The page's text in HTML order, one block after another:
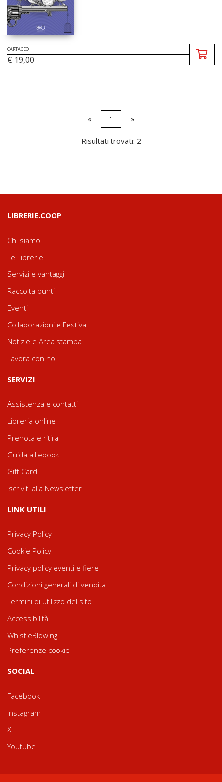
CARTACEO
€ 19,00
« 1 »
Risultati trovati: 2
LIBRERIE.COOP
Chi siamo
Le Librerie
Servizi e vantaggi
Raccolta punti
Eventi
Collaborazioni e Festival
Notizie e Area stampa
Lavora con noi
SERVIZI
Assistenza e contatti
Libreria online
Prenota e ritira
Guida all'ebook
Gift Card
Iscriviti alla Newsletter
LINK UTILI
Privacy Policy
Cookie Policy
Privacy policy eventi e fiere
Condizioni generali di vendita
Termini di utilizzo del sito
Accessibilità
WhistleBlowing
Preferenze cookie
SOCIAL
Facebook
Instagram
X
Youtube